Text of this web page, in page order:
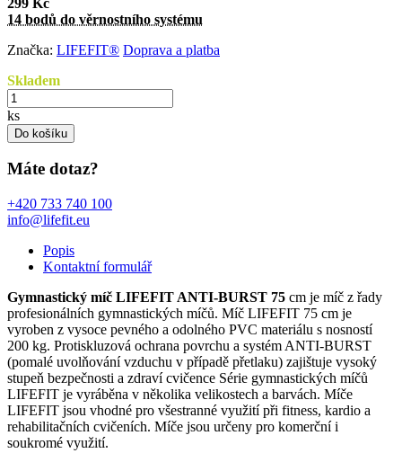
14 bodů do věrnostního systému
Značka: LIFEFIT® Doprava a platba
Skladem
ks
Do košíku
Máte dotaz?
+420 733 740 100
info@lifefit.eu
Popis
Kontaktní formulář
Gymnastický míč LIFEFIT ANTI-BURST 75 cm je míč z řady
profesionálních gymnastických míčů. Míč LIFEFIT 75 cm je
vyroben z vysoce pevného a odolného PVC materiálu s nosností
200 kg. Protiskluzová ochrana povrchu a systém ANTI-BURST
(pomalé uvolňování vzduchu v případě přetlaku) zajištuje vysoký
stupeň bezpečnosti a zdraví cvičence Série gymnastických míčů
LIFEFIT je vyráběna v několika velikostech a barvách. Míče
LIFEFIT jsou vhodné pro všestranné využití při fitness, kardio a
rehabilitačních cvičeních. Míče jsou určeny pro komerční i
soukromé využití.